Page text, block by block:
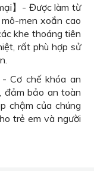
】- Được làm từ
men xoắn cao
khe thoáng tiên
rất phù hợp sử
Cơ chế khóa an
đảm bảo an toàn
chậm của chúng
trẻ em và người